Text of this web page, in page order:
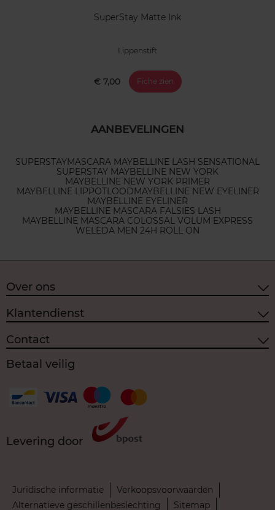
SuperStay Matte Ink
Lippenstift
€ 7,00 Fiche zien
AANBEVELINGEN
SUPERSTAYMASCARA MAYBELLINE LASH SENSATIONAL
SUPERSTAY MAYBELLINE NEW YORK
MAYBELLINE NEW YORK PRIMER
MAYBELLINE LIPPOTLOODMAYBELLINE NEW EYELINER
MAYBELLINE EYELINER
MAYBELLINE MASCARA FALSIES LASH
MAYBELLINE MASCARA COLOSSAL VOLUM EXPRESS
WELEDA MEN 24H ROLL ON
Over ons
Klantendienst
Contact
Betaal veilig
Levering door
Juridische informatie
Verkoopsvoorwaarden
Alternatieve geschillenbeslechting
Sitemap